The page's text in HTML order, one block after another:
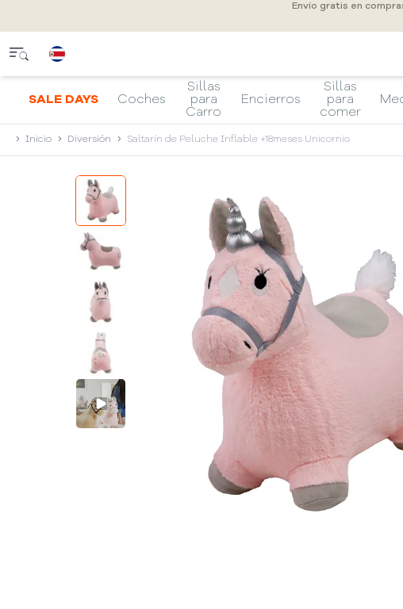
Envío gratis en
SALE DAYS Coches
Sillas
para
Carro
Encierros
Sillas
para
comer
Inicio Diversión Saltarín de Peluche Inflable +18meses Unicornio